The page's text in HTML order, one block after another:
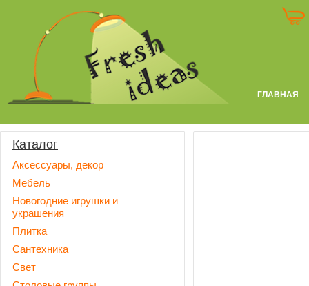
ГЛАВНАЯ
Каталог
Аксессуары, декор
Мебель
Новогодние игрушки и
украшения
Плитка
Сантехника
Свет